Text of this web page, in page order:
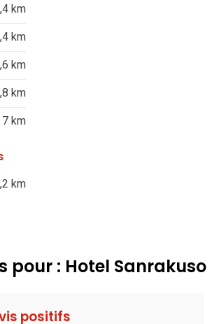
km
km
km
km
7 km
km
pour : Hotel Sanrakuso
positifs